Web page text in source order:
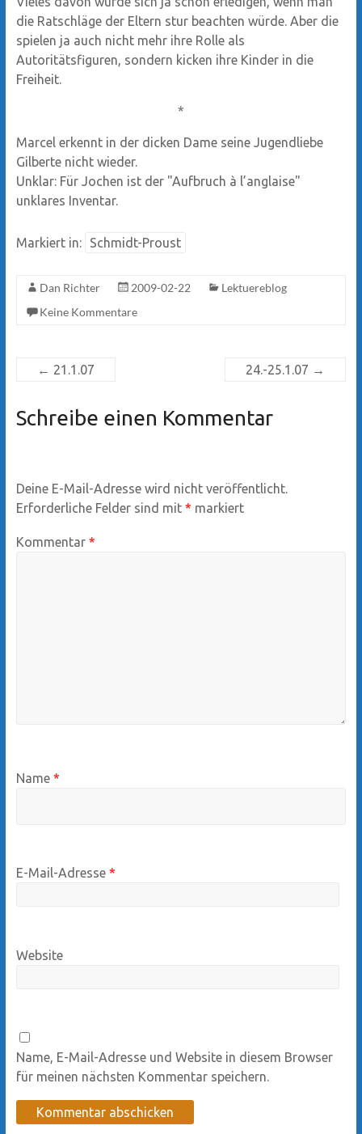
die Ratschläge der Eltern stur beachten würde. Aber die
spielen ja auch nicht mehr ihre Rolle als
Autoritätsfiguren, sondern kicken ihre Kinder in die
Freiheit.
*
Marcel erkennt in der dicken Dame seine Jugendliebe
Gilberte nicht wieder.
Unklar: Für Jochen ist der "Aufbruch à l’anglaise"
unklares Inventar.
Markiert in: Schmidt-Proust
Dan Richter 2009-02-22
Lektuereblog
Keine Kommentare
← 21.1.07 24.-25.1.07 →
Schreibe einen Kommentar
Deine E-Mail-Adresse wird nicht veröffentlicht.
Erforderliche Felder sind mit * markiert
Kommentar *
Name *
E-Mail-Adresse *
Website
Name, E-Mail-Adresse und Website in diesem Browser
für meinen nächsten Kommentar speichern.